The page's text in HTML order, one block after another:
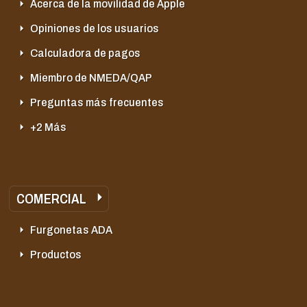
Acerca de la movilidad de Apple
Opiniones de los usuarios
Calculadora de pagos
Miembro de NMEDA/QAP
Preguntas más frecuentes
+2 Más
COMERCIAL
Furgonetas ADA
Productos